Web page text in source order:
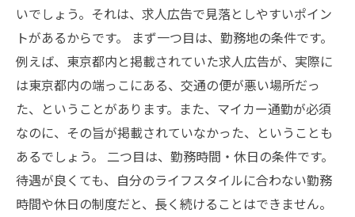
いでしょう。それは、求人広告で見落としやすいポイン
トがあるからです。 まず一つ目は、勤務地の条件です。
例えば、東京都内と掲載されていた求人広告が、実際に
は東京都内の端っこにある、交通の便が悪い場所だっ
た、ということがあります。また、マイカー通勤が必須
なのに、その旨が掲載されていなかった、ということも
あるでしょう。 二つ目は、勤務時間・休日の条件です。
待遇が良くても、自分のライフスタイルに合わない勤務
時間や休日の制度だと、長く続けることはできません。